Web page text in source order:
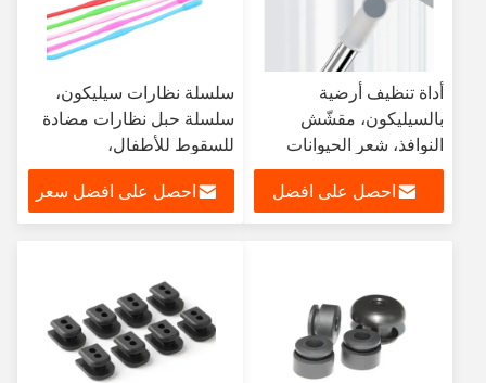
أداة تنظيف أرضية
بالسيليكون، مقشّش
النوافذ، شعر الحيوانات
الأليفة غير المقيد، مسح
الأرض احصل على افضل
سلسلة نظارات سيليكون،
سلسلة حبل نظارات مضادة
للسقوط للأطفال،
إكسسوارات نظارات حبل
معلق احصل على افضل سعر